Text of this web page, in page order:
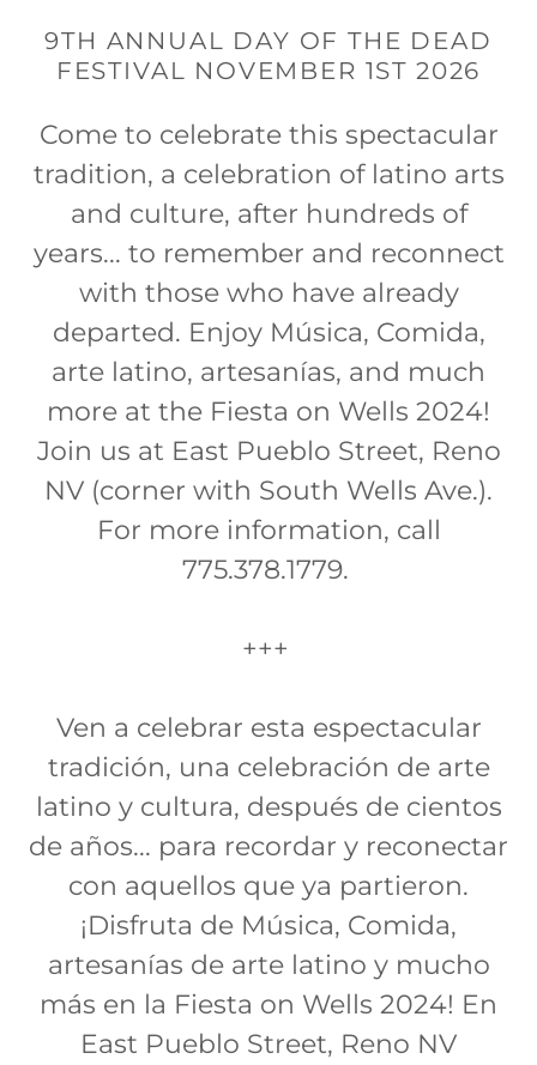
9TH ANNUAL DAY OF THE DEAD
FESTIVAL NOVEMBER 1ST 2026
Come to celebrate this spectacular
tradition, a celebration of latino arts
and culture, after hundreds of
years... to remember and reconnect
with those who have already
departed. Enjoy Música, Comida,
arte latino, artesanías, and much
more at the Fiesta on Wells 2024!
Join us at East Pueblo Street, Reno
NV (corner with South Wells Ave.).
For more information, call
775.378.1779.
+++
Ven a celebrar esta espectacular
tradición, una celebración de arte
latino y cultura, después de cientos
de años... para recordar y reconectar
con aquellos que ya partieron.
¡Disfruta de Música, Comida,
artesanías de arte latino y mucho
más en la Fiesta on Wells 2024! En
East Pueblo Street, Reno NV